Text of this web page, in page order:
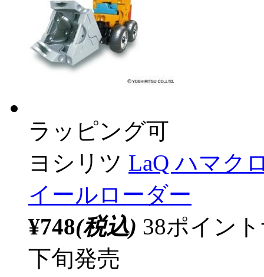
ラッピング可
ヨシリツ LaQ ハマク
イールローダー
¥748(税込) 38ポイン
下旬発売